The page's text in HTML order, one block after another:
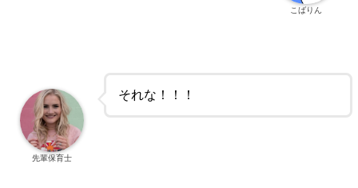
こばりん
それな！！！
先輩保育士